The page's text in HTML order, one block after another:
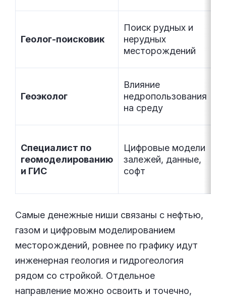
Геолог-поисковик
Поиск рудных и
нерудных
месторождений
Геоэколог
Влияние
недропользования
на среду
Специалист по
геомоделированию
и ГИС
Цифровые модели
залежей, данные,
софт
Самые денежные ниши связаны с нефтью,
газом и цифровым моделированием
месторождений, ровнее по графику идут
инженерная геология и гидрогеология
рядом со стройкой. Отдельное
направление можно освоить и точечно,